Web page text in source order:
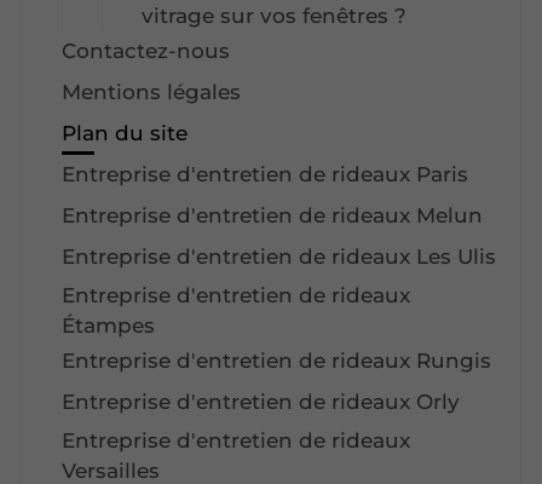
vitrage sur vos fenêtres ?
Contactez-nous
Mentions légales
Plan du site
Entreprise d'entretien de rideaux Paris
Entreprise d'entretien de rideaux Melun
Entreprise d'entretien de rideaux Les Ulis
Entreprise d'entretien de rideaux
Étampes
Entreprise d'entretien de rideaux Rungis
Entreprise d'entretien de rideaux Orly
Entreprise d'entretien de rideaux
Versailles